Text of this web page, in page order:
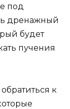
под
дренажный
будет
пучения
к